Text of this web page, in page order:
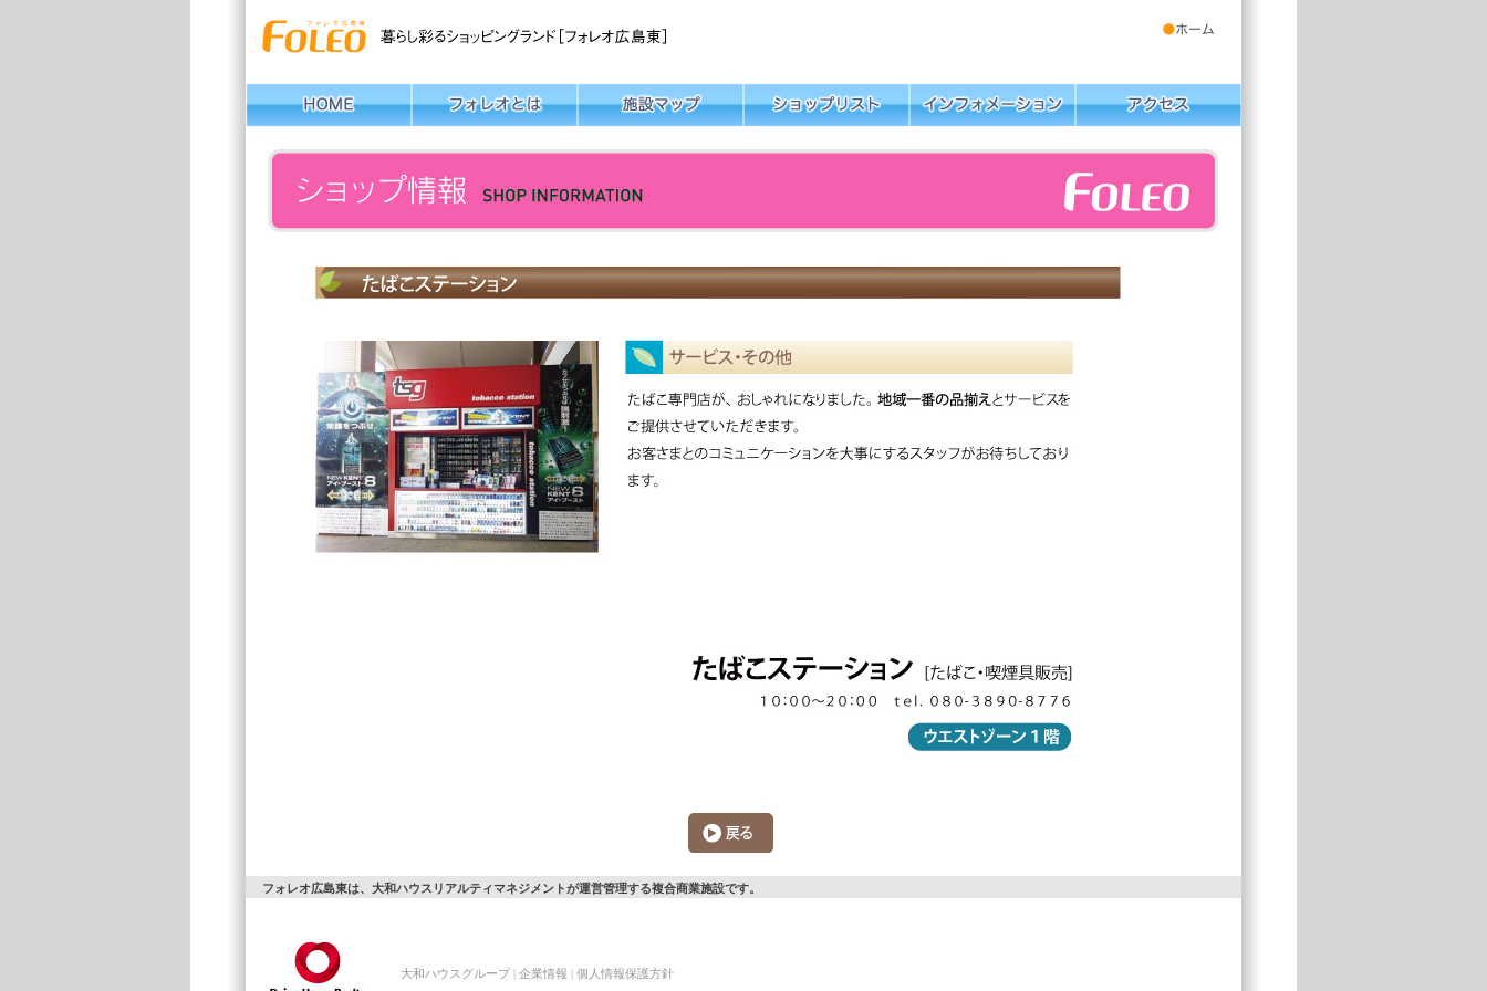
フォレオ広島東は、大和ハウスリアルティマネジメントが運営管理する複合商業施設です。
大和ハウスグループ | 企業情報 | 個人情報保護方針